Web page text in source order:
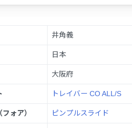
井角義
日本
大阪府
トレイバー CO ALL/S
ォア） ピンプルスライド